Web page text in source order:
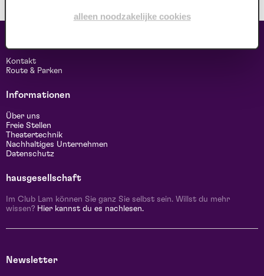
alleen noodzakelijke cookies
Kontakt
Route & Parken
Informationen
Über uns
Freie Stellen
Theatertechnik
Nachhaltiges Unternehmen
Datenschutz
hausgesellschaft
Im Club Lam können Sie ganz Sie selbst sein. Willst du mehr
wissen? Hier kannst du es nachlesen.
Newsletter